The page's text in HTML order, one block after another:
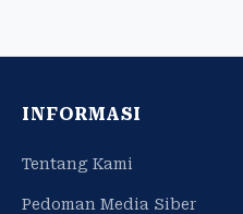
INFORMASI
Tentang Kami
Pedoman Media Siber